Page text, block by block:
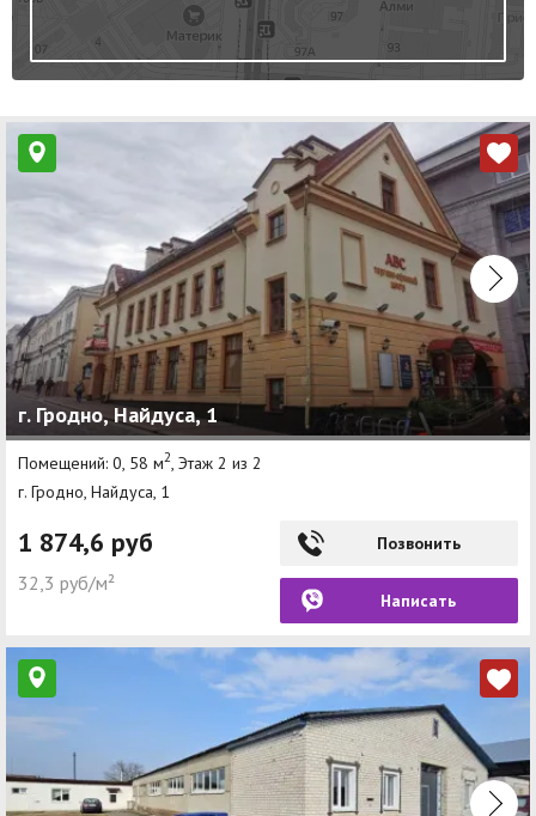
г. Гродно, Найдуса, 1
Помещений: 0, 58 м2, Этаж 2 из 2
г. Гродно, Найдуса, 1
1 874,6 руб
32,3 руб/м²
Позвонить
Написать